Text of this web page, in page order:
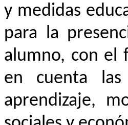
y medidas
para la
alumno, con el
en cuenta las
aprendizaje,